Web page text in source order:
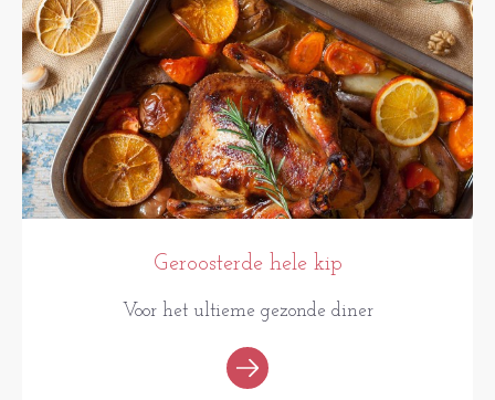
Geroosterde hele kip
Voor het ultieme gezonde diner